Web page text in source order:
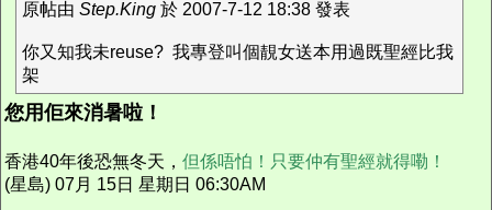
原帖由 Step.King 於 2007-7-12 18:38 發表
你又知我未reuse? 我專登叫個靚女送本用過既聖經比我
架
您用佢來消暑啦！
香港40年後恐無冬天， 但係唔怕！只要仲有聖經就得嘞！
(星島) 07月 15日 星期日 06:30AM